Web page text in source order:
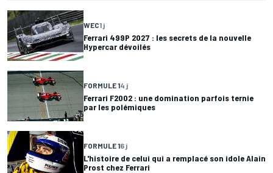
WEC1 j
Ferrari 499P 2027 : les secrets de la nouvelle
Hypercar dévoilés
FORMULE 14 j
Ferrari F2002 : une domination parfois ternie
par les polémiques
FORMULE 16 j
L'histoire de celui qui a remplacé son idole Alain
Prost chez Ferrari